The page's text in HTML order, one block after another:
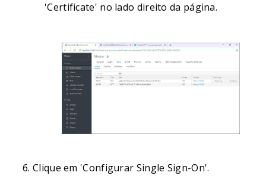
'Certificate' no lado direito da página.
Clique em 'Configurar Single Sign-On'.